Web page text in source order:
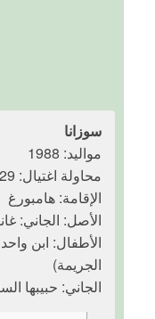
سوزانا
مواليد: 1988
محاولة اغتيال: 29 يناير 2023
الإقامة: هامبورغ
الأصل: الجاني:
الجريمة)
الجاني: حبيبها